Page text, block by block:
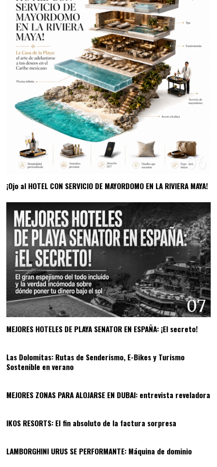
06
¡Ojo al HOTEL CON SERVICIO DE MAYORDOMO EN LA RIVIERA MAYA!
07
MEJORES HOTELES DE PLAYA SENATOR EN ESPAÑA: ¡El secreto!
08
Las Dolomitas: Rutas de Senderismo, E-Bikes y Turismo
Sostenible en verano
MEJORES ZONAS PARA ALOJARSE EN DUBAI: entrevista reveladora
10
IKOS RESORTS: El fin absoluto de la factura sorpresa
LAMBORGHINI URUS SE PERFORMANTE: Máquina de dominio12